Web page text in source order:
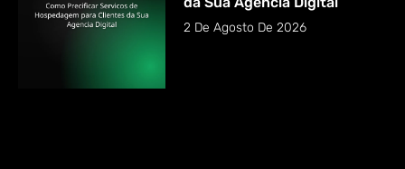
2 De Agosto De 2026